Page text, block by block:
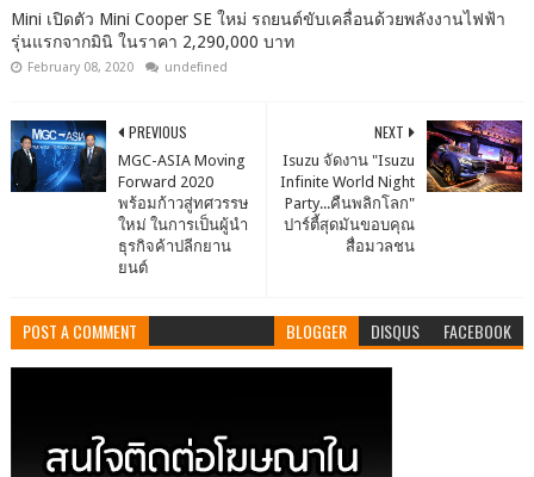
Mini เปิดตัว Mini Cooper SE ใหม่ รถยนต์ขับเคลื่อนด้วยพลังงานไฟฟ้า
รุ่นแรกจากมินิ ในราคา 2,290,000 บาท
February 08, 2020 undefined
NEXT
Isuzu จัดงาน "Isuzu
Infinite World Night
Party...คืนพลิกโลก"
ปาร์ตี้สุดมันขอบคุณ
สื่อมวลชน
PREVIOUS
MGC-ASIA Moving
Forward 2020
พร้อมก้าวสู่ทศวรรษ
ใหม่ ในการเป็นผู้นำ
ธุรกิจค้าปลีกยาน
ยนต์
POST A COMMENT BLOGGER DISQUS FACEBOOK